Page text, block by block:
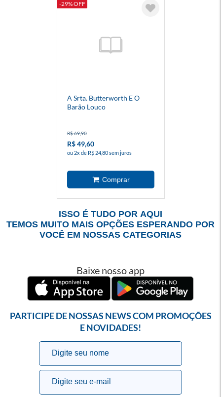
-29% OFF
A Srta. Butterworth E O
Barão Louco
R$ 69,90
R$ 49,60
ou 2x de R$ 24,80 sem juros
ISSO É TUDO POR AQUI
TEMOS MUITO MAIS OPÇÕES ESPERANDO POR
VOCÊ EM NOSSAS CATEGORIAS
Baixe nosso app
PARTICIPE DE NOSSAS NEWS COM PROMOÇÕES
E NOVIDADES!